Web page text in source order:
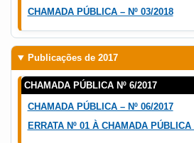
CHAMADA PÚBLICA – Nº 03/2018
Publicações de 2017
CHAMADA PÚBLICA Nº 6/2017
CHAMADA PÚBLICA – Nº 06/2017
ERRATA Nº 01 À CHAMADA PÚBLICA